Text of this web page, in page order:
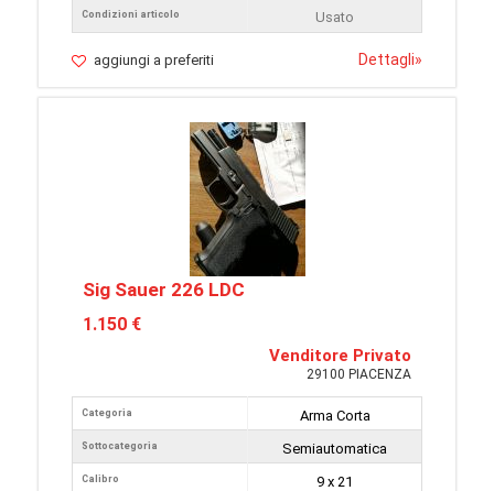
Condizioni articolo
Usato
aggiungi a preferiti Dettagli»
Sig Sauer 226 LDC
1.150 €
Venditore Privato
29100 PIACENZA
Categoria
Sottocategoria
Calibro
Arma Corta
Semiautomatica
9 x 21